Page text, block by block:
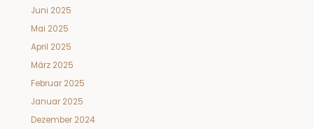
Juni 2025
Mai 2025
April 2025
März 2025
Februar 2025
Januar 2025
Dezember 2024